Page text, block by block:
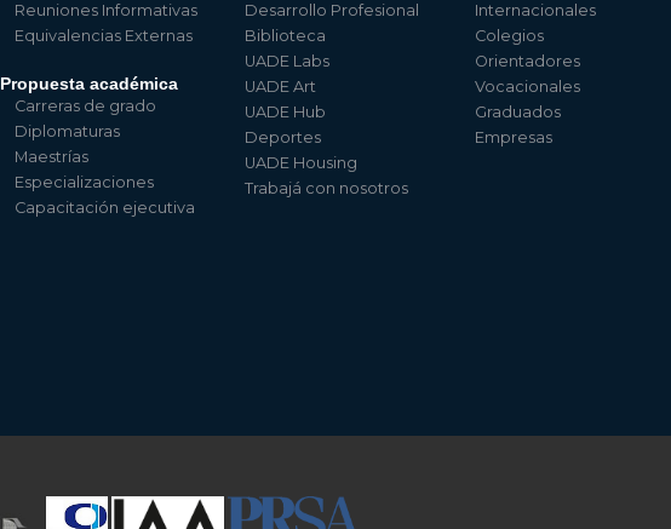
Reuniones Informativas
Equivalencias Externas
Propuesta académica
Carreras de grado
Diplomaturas
Maestrías
Especializaciones
Capacitación ejecutiva
Desarrollo Profesional
Biblioteca
UADE Labs
UADE Art
UADE Hub
Deportes
UADE Housing
Trabajá con nosotros
Internacionales
Colegios
Orientadores
Vocacionales
Graduados
Empresas